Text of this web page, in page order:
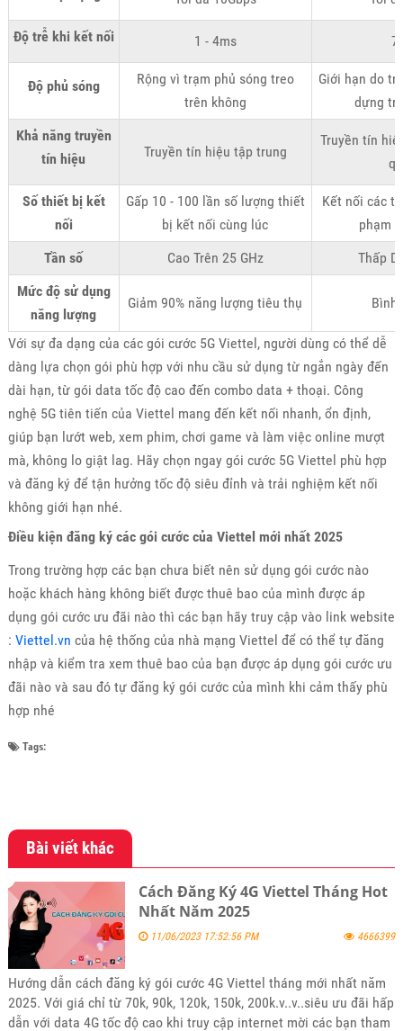
Độ trễ khi kết nối 1 - 4ms
Độ phủ sóng
Rộng vì trạm phủ sóng treo
trên không
Giới hạn do
dựng
Khả năng truyền
tín hiệu
Truyền tín hiệu tập trung
Truyền tín
Số thiết bị kết
nối
Gấp 10 - 100 lần số lượng thiết
bị kết nối cùng lúc
Kết nối các
phạm
Tần số
Cao Trên 25 GHz
Thấp
Mức độ sử dụng
năng lượng
Giảm 90% năng lượng tiêu thụ Bình
Với sự đa dạng của các gói cước 5G Viettel, người dùng có thể dễ
dàng lựa chọn gói phù hợp với nhu cầu sử dụng từ ngắn ngày đến
dài hạn, từ gói data tốc độ cao đến combo data + thoại. Công
nghệ 5G tiên tiến của Viettel mang đến kết nối nhanh, ổn định,
giúp bạn lướt web, xem phim, chơi game và làm việc online mượt
mà, không lo giật lag. Hãy chọn ngay gói cước 5G Viettel phù hợp
và đăng ký để tận hưởng tốc độ siêu đỉnh và trải nghiệm kết nối
không giới hạn nhé.
Điều kiện đăng ký các gói cước của Viettel mới nhất 2025
Trong trường hợp các bạn chưa biết nên sử dụng gói cước nào
hoặc khách hàng không biết được thuê bao của mình được áp
dụng gói cước ưu đãi nào thì các bạn hãy truy cập vào link website
: Viettel.vn của hệ thống của nhà mạng Viettel để có thể tự đăng
nhập và kiểm tra xem thuê bao của bạn được áp dụng gói cước ưu
đãi nào và sau đó tự đăng ký gói cước của mình khi cảm thấy phù
hợp nhé
Tags:
Bài viết khác
Cách Đăng Ký 4G Viettel Tháng Hot
Nhất Năm 2025
11/06/2023 17:52:56 PM 4666399
Hướng dẫn cách đăng ký gói cước 4G Viettel tháng mới nhất năm
2025. Với giá chỉ từ 70k, 90k, 120k, 150k, 200k.v..v..siêu ưu đãi hấp
dẫn với data 4G tốc độ cao khi truy cập internet mời các bạn tham